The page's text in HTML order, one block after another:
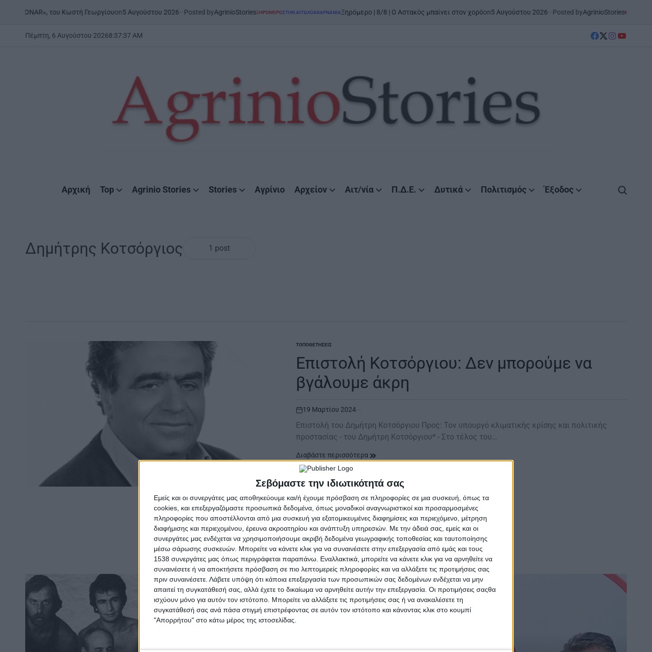
Σεβόμαστε την ιδιωτικότητά σας
Εμείς και οι συνεργάτες μας αποθηκεύουμε και/ή έχουμε πρόσβαση σε πληροφορίες σε μια συσκευή, όπως τα
cookies, και επεξεργαζόμαστε προσωπικά δεδομένα, όπως μοναδικοί αναγνωριστικοί και προσαρμοσμένες
πληροφορίες που αποστέλλονται από μια συσκευή για εξατομικευμένες διαφημίσεις και περιεχόμενο, μέτρηση
διαφήμισης και περιεχομένου, έρευνα ακροατηρίου και ανάπτυξη υπηρεσιών. Με την άδειά σας, εμείς και οι
συνεργάτες μας ενδέχεται να χρησιμοποιήσουμε ακριβή δεδομένα γεωγραφικής τοποθεσίας και ταυτοποίησης
μέσω σάρωσης συσκευών. Μπορείτε να κάνετε κλικ για να συναινέσετε στην επεξεργασία από εμάς και τους
1538 συνεργάτες μας όπως περιγράφεται παραπάνω. Εναλλακτικά, μπορείτε να κάνετε κλικ για να αρνηθείτε να
συναινέσετε ή να αποκτήσετε πρόσβαση σε πιο λεπτομερείς πληροφορίες και να αλλάξετε τις προτιμήσεις σας
πριν συναινέσετε. Λάβετε υπόψη ότι κάποια επεξεργασία των προσωπικών σας δεδομένων ενδέχεται να μην
απαιτεί τη συγκατάθεσή σας, αλλά έχετε το δικαίωμα να αρνηθείτε αυτήν την επεξεργασία. Οι προτιμήσεις σαςθα
ισχύουν μόνο για αυτόν τον ιστότοπο. Μπορείτε να αλλάξετε τις προτιμήσεις σας ή να ανακαλέσετε τη
συγκατάθεσή σας ανά πάσα στιγμή επιστρέφοντας σε αυτόν τον ιστότοπο και κάνοντας κλικ στο κουμπί
"Απορρήτου" στο κάτω μέρος της ιστοσελίδας.
«ONAR», του Κωστή Γεωργίουon5 Αυγούστου 2026 Posted byAgrinioStoriesPOSTED
ΞΗΡΟΜΕΡΟΣΤΗΝ ΑΙΤΩΛΟΑΚΑΡΝΑΝΊΑΞηρόμερο | 8/8 | Ο Αστακός μπαίνει στον χορόon5 Αυγούστου 2026 Posted byAgrinioStoriesPOSTED
ΜΕΣΟΛΌΓΓΙ
Πέμπτη, 6 Αυγούστου 20268:37:38 AM
facebook
Twitter
instagram
YouTube
Αρχική Top Agrinio Stories Stories Αγρίνιο Αρχείον Αιτ/νία Π.Δ.Ε. Δυτικά Πολιτισμός Έξοδος
Δημήτρης Κοτσόργιος 1 post
POSTED
ΤΟΠΟΘΕΤΉΣΕΙΣ
Επιστολή Κοτσόργιου: Δεν μπορούμε να
βγάλουμε άκρη
on
19 Μαρτίου 2024
Επιστολή του Δημήτρη Κοτσόργιου Προς: Τον υπουργό κλιματικής κρίσης και πολιτικής
προστασίας - του Δημήτρη Κοτσόργιου* - Στο τέλος του…
Διαβάστε περισσότερα